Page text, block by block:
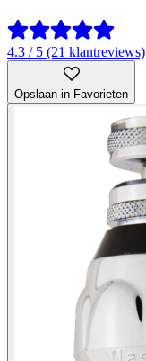
4.3 / 5 (21 klantreviews)
Opslaan in Favorieten